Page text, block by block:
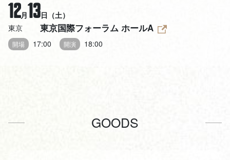
12月13日（土）
東京
東京国際フォーラム ホールA
開場 17:00 開演 18:00
GOODS